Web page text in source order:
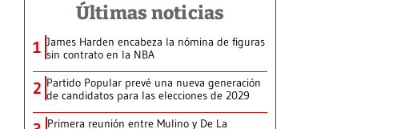
Últimas noticias
1 James Harden encabeza la nómina de figuras
sin contrato en la NBA
2 Partido Popular prevé una nueva generación
de candidatos para las elecciones de 2029
Primera reunión entre Mulino y De La